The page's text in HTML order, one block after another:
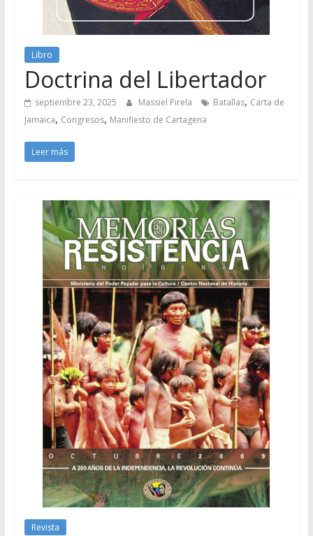
Libro
Doctrina del Libertador
septiembre 23, 2025 Massiel Pirela Batallas, Carta de
Jamaica, Congresos, Manifiesto de Cartagena
Leer más
Revista